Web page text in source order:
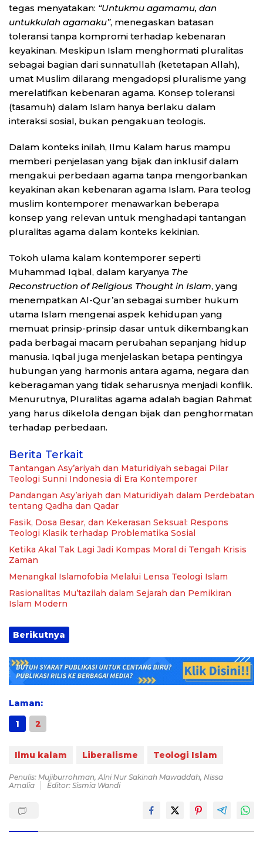
tegas menyatakan: “Untukmu agamamu, dan
untukkulah agamaku”, menegaskan batasan
toleransi tanpa kompromi terhadap kebenaran
keyakinan. Meskipun Islam menghormati pluralitas
sebagai bagian dari sunnatullah (ketetapan Allah),
umat Muslim dilarang mengadopsi pluralisme yang
merelatifkan kebenaran agama. Konsep toleransi
(tasamuh) dalam Islam hanya berlaku dalam
interaksi sosial, bukan pengakuan teologis.
Dalam konteks inilah, Ilmu Kalam harus mampu
memberi penjelasan yang bijak dan inklusif dalam
mengakui perbedaan agama tanpa mengorbankan
keyakinan akan kebenaran agama Islam. Para teolog
muslim kontemporer menawarkan beberapa
konsep yang relevan untuk menghadapi tantangan
pluralitas agama dalam konteks kekinian.
Tokoh ulama kalam kontemporer seperti
Muhammad Iqbal, dalam karyanya The
Reconstruction of Religious Thought in Islam, yang
menempatkan Al-Qur’an sebagai sumber hukum
utama Islam mengenai aspek kehidupan yang
memuat prinsip-prinsip dasar untuk dikembangkan
pada berbagai macam perubahan sepanjang hidup
manusia. Iqbal juga menjelaskan betapa pentingya
hubungan yang harmonis antara agama, negara dan
keberagaman yang tidak seharusnya menjadi konflik.
Menurutnya, Pluralitas agama adalah bagian Rahmat
yang harus dikelola dengan bijak dan penghormatan
terhadap perbedaan.
Berita Terkait
Tantangan Asy’ariyah dan Maturidiyah sebagai Pilar
Teologi Sunni Indonesia di Era Kontemporer
Pandangan Asy’ariyah dan Maturidiyah dalam Perdebatan
tentang Qadha dan Qadar
Fasik, Dosa Besar, dan Kekerasan Seksual: Respons
Teologi Klasik terhadap Problematika Sosial
Ketika Akal Tak Lagi Jadi Kompas Moral di Tengah Krisis
Zaman
Menangkal Islamofobia Melalui Lensa Teologi Islam
Rasionalitas Mu’tazilah dalam Sejarah dan Pemikiran
Islam Modern
Berikutnya
Laman:
1
2
Ilmu kalam Liberalisme Teologi Islam
Penulis: Mujiburrohman, Alni Nur Sakinah Mawaddah, Nissa
Amalia
Editor: Sismia Wandi